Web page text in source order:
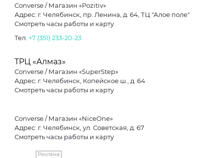
Converse / Магазин «Pozitiv»
Адрес: г. Челябинск, пр. Ленина, д. 64, ТЦ "Алое поле"
Смотреть часы работы и карту
Тел. +7 (351) 233-20-23
ТРЦ «Алмаз»
Converse / Магазин «SuperStep»
Адрес: г. Челябинск, Копейское ш., д. 64
Смотреть часы работы и карту
Converse / Магазин «NiceOne»
Адрес: г. Челябинск, ул. Советская, д. 67
Смотреть часы работы и карту
Реклама